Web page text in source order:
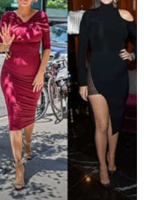
фото жіноча